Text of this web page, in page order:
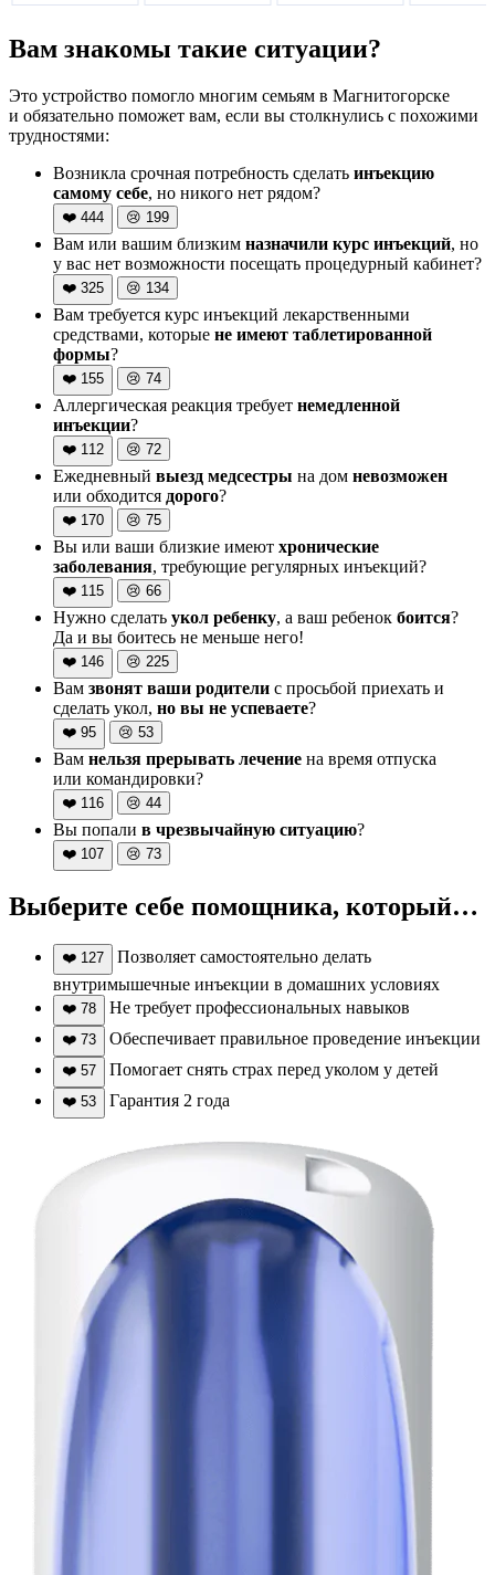
Вам знакомы такие ситуации?
Это устройство помогло многим семьям в Магнитогорске
и обязательно поможет вам, если вы столкнулись с похожими
трудностями:
Возникла срочная потребность сделать инъекцию
самому себе, но никого нет рядом?
❤️ 444 😢 199
Вам или вашим близким назначили курс инъекций, но
у вас нет возможности посещать процедурный кабинет?
❤️ 325 😢 134
Вам требуется курс инъекций лекарственными
средствами, которые не имеют таблетированной
формы?
❤️ 155 😢 74
Аллергическая реакция требует немедленной
инъекции?
❤️ 112 😢 72
Ежедневный выезд медсестры на дом невозможен
или обходится дорого?
❤️ 170 😢 75
Вы или ваши близкие имеют хронические
заболевания, требующие регулярных инъекций?
❤️ 115 😢 66
Нужно сделать укол ребенку, а ваш ребенок боится?
Да и вы боитесь не меньше него!
❤️ 146 😢 225
Вам звонят ваши родители с просьбой приехать и
сделать укол, но вы не успеваете?
❤️ 95 😢 53
Вам нельзя прерывать лечение на время отпуска
или командировки?
❤️ 116 😢 44
Вы попали в чрезвычайную ситуацию?
❤️ 107 😢 73
Выберите себе помощника, который…
❤️ 127
Позволяет самостоятельно делать
внутримышечные инъекции в домашних условиях
❤️ 78 Не требует профессиональных навыков
❤️ 73 Обеспечивает правильное проведение инъекции
❤️ 57 Помогает снять страх перед уколом у детей
❤️ 53 Гарантия 2 года